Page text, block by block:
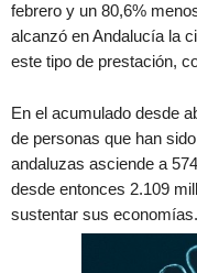
febrero y un 80,6%
alcanzó en Andalucía la
este tipo de prestación,
En el acumulado desde
de personas que han
andaluzas asciende a
desde entonces 2.109
sustentar sus economías.